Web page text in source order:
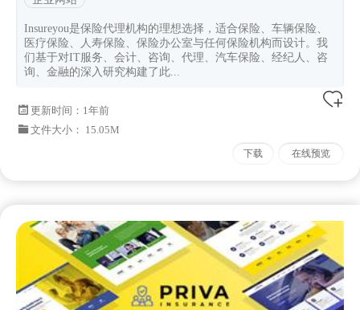
Insureyou是保险代理机构的理想选择，适合保险、车辆保险、
医疗保险、人寿保险、保险办公室与任何保险机构而设计。我
们基于对IT服务、会计、咨询、代理、汽车保险、经纪人、咨
询、金融的深入研究构建了此...
更新时间： 1年前
文件大小： 15.05M
下载 在线预览